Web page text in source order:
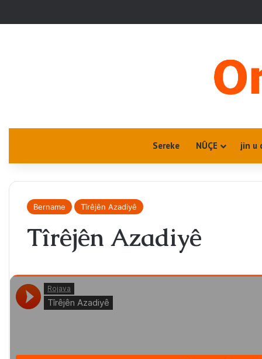
Sereke NÛÇE jin u
Bername Tîrêjên Azadiyê
Tîrêjên Azadiyê